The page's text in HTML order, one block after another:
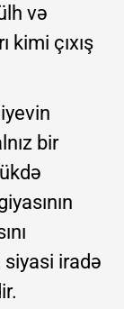
və
kimi çıxış
bir
iradə